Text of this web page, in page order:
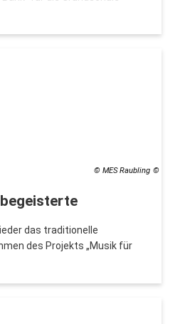
© MES Raubling
das traditionelle
des Projekts „Musik für